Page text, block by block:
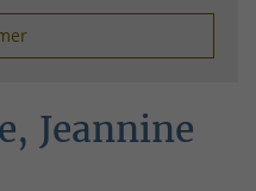
Jeannine